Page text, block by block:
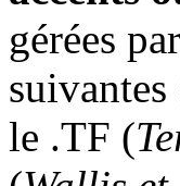
gérées
le .TF (